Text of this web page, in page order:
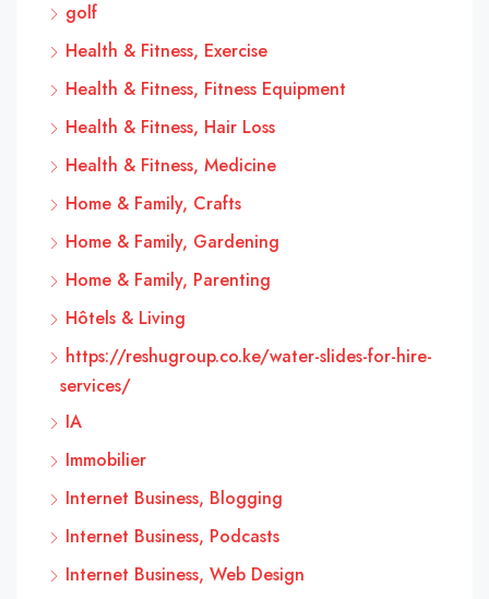
golf
Health & Fitness, Exercise
Health & Fitness, Fitness Equipment
Health & Fitness, Hair Loss
Health & Fitness, Medicine
Home & Family, Crafts
Home & Family, Gardening
Home & Family, Parenting
Hôtels & Living
https://reshugroup.co.ke/water-slides-for-hire-
services/
IA
Immobilier
Internet Business, Blogging
Internet Business, Podcasts
Internet Business, Web Design